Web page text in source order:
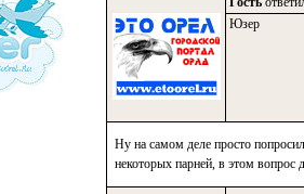
Юзер
Ну на самом деле просто
некоторых парней, в этом вопрос